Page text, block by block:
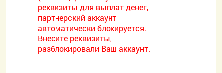
реквизиты для выплат денег,
партнерский аккаунт
автоматически блокируется.
Внесите реквизиты,
разблокировали Ваш аккаунт.